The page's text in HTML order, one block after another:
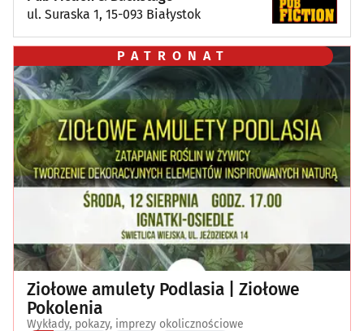
ul. Suraska 1, 15-093 Białystok
PATRONAT
Ziołowe amulety Podlasia | Ziołowe
Pokolenia
Wykłady, pokazy, imprezy okolicznościowe